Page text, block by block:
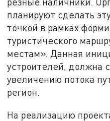
планируют сделать
точкой в рамках
туристического
местам». Данная
устроителей, должна
увеличению потока
регион.
На реализацию